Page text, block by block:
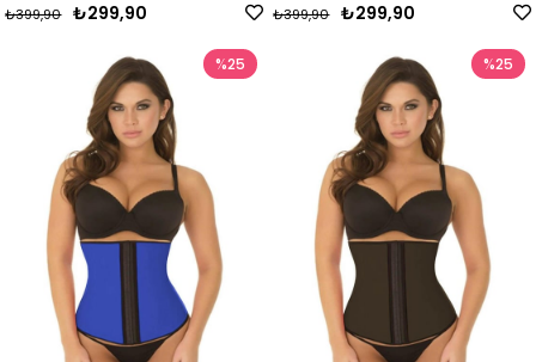
₺299,90
₺399,90 ₺299,90
₺399,90
%25 %25